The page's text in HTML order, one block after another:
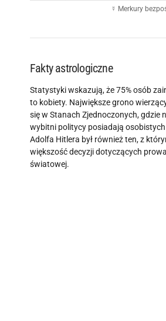
☿ Merkury
Fakty astrologiczne
Statystyki wskazują, że 75% osób
to kobiety. Największe grono
się w Stanach Zjednoczonych, gdzie
wybitni politycy posiadają
Adolfa Hitlera był również ten, z
większość decyzji dotyczących
światowej.